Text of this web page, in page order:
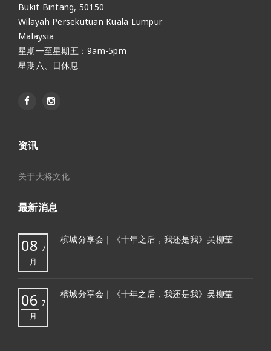
Bukit Bintang, 50150
Wilayah Persekutuan Kuala Lumpur
Malaysia
星期一至星期五：9am-5pm
星期六、日休息
资讯
关于大将文化
最新消息
08 7
月
槟城分享会｜《十年之后，我还是我》吴柳莹
06 7
月
槟城分享会｜《十年之后，我还是我》吴柳莹